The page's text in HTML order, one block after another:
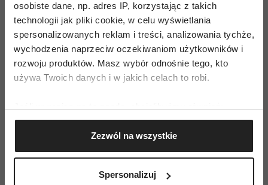
osobiste dane, np. adres IP, korzystając z takich
technologii jak pliki cookie, w celu wyświetlania
spersonalizowanych reklam i treści, analizowania tychże,
wychodzenia naprzeciw oczekiwaniom użytkowników i
rozwoju produktów. Masz wybór odnośnie tego, kto
używa Twoich danych i w jakich celach to robi.
Gromadzić dane dotyczące Twojej lokalizacji
geograficznej z dokładnością nawet do kilku metrów
Identyfikować Twoje urządzenie, aktywnie
(fingerprinting, czyli wirtualny odcisk palca)
Zezwól na wszystkie
Spersonalizuj